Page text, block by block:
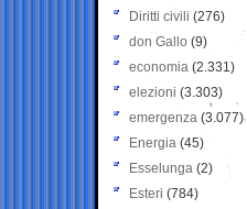
Diritti civili (276)
don Gallo (9)
economia (2.331)
elezioni (3.303)
emergenza (3.077)
Energia (45)
Esselunga (2)
Esteri (784)